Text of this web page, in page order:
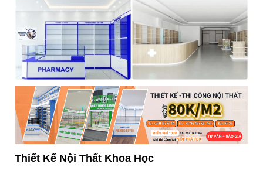
Thiết Kế Nội Thất Khoa Học